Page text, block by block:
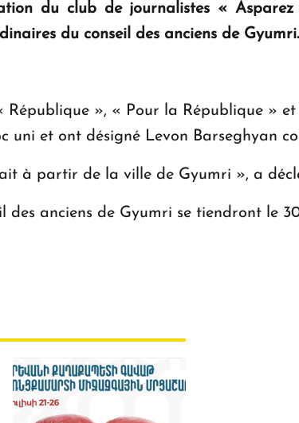
KASA : 30
d'avenir en
Le premier
d'Arménie
du club de journalistes «
du conseil des anciens de Gyumri.
», « Pour la République »
et ont désigné Levon Barseghyan
à partir de la ville de Gyumri », a
des anciens de Gyumri se tiendront le